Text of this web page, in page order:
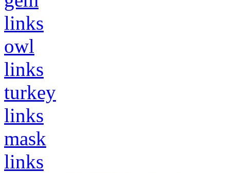
links
owl
links
turkey
links
mask
links